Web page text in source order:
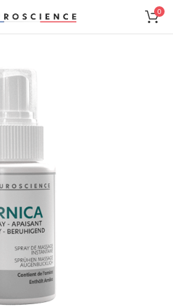
0